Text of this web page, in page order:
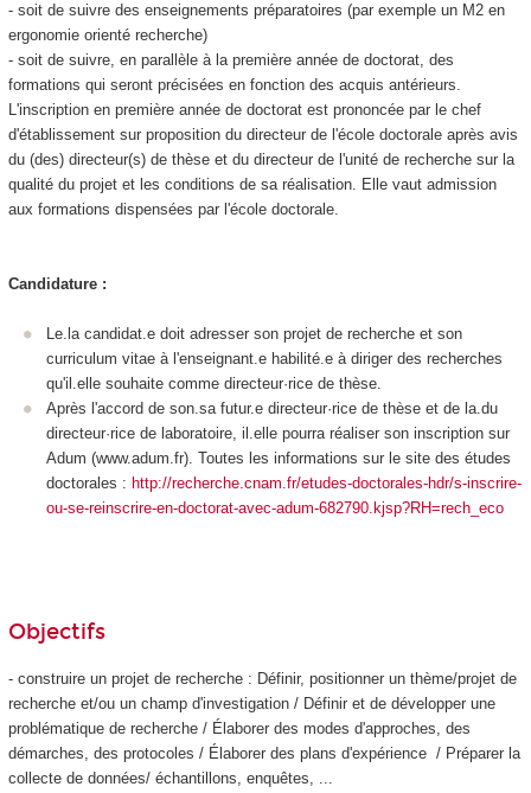
- soit de suivre des enseignements préparatoires (par exemple un M2 en
ergonomie orienté recherche)
- soit de suivre, en parallèle à la première année de doctorat, des
formations qui seront précisées en fonction des acquis antérieurs.
L'inscription en première année de doctorat est prononcée par le chef
d'établissement sur proposition du directeur de l'école doctorale après avis
du (des) directeur(s) de thèse et du directeur de l'unité de recherche sur la
qualité du projet et les conditions de sa réalisation. Elle vaut admission
aux formations dispensées par l'école doctorale.
Candidature :
Le.la candidat.e doit adresser son projet de recherche et son
curriculum vitae à l'enseignant.e habilité.e à diriger des recherches
qu'il.elle souhaite comme directeur·rice de thèse.
Après l'accord de son.sa futur.e directeur·rice de thèse et de la.du
directeur·rice de laboratoire, il.elle pourra réaliser son inscription sur
Adum (www.adum.fr). Toutes les informations sur le site des études
doctorales : http://recherche.cnam.fr/etudes-doctorales-hdr/s-inscrire-
ou-se-reinscrire-en-doctorat-avec-adum-682790.kjsp?RH=rech_eco
Objectifs
- construire un projet de recherche : Définir, positionner un thème/projet de
recherche et/ou un champ d'investigation / Définir et de développer une
problématique de recherche / Élaborer des modes d'approches, des
démarches, des protocoles / Élaborer des plans d'expérience / Préparer la
collecte de données/ échantillons, enquêtes, ...